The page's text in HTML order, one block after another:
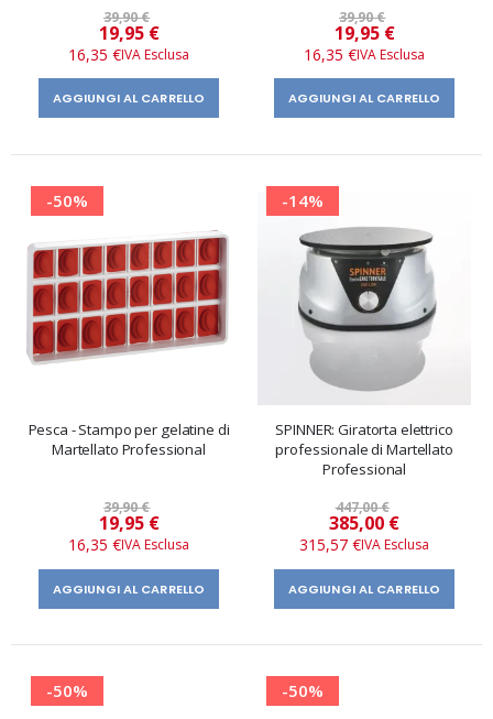
39,90 €
Prezzo
speciale
19,95 €
16,35 €
AGGIUNGI AL CARRELLO
39,90 €
Prezzo
speciale
19,95 €
16,35 €
AGGIUNGI AL CARRELLO
-50%
Pesca - Stampo per gelatine di
Martellato Professional
39,90 €
Prezzo
speciale
19,95 €
16,35 €
AGGIUNGI AL CARRELLO
-14%
SPINNER: Giratorta elettrico
professionale di Martellato
Professional
447,00 €
Prezzo
speciale
385,00 €
315,57 €
AGGIUNGI AL CARRELLO
-50% -50%